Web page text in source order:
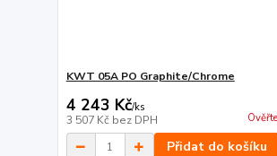
KWT 05A PO Graphite/Chrome
4 243 Kč/ks
3 507 Kč bez DPH
Přidat do košíku